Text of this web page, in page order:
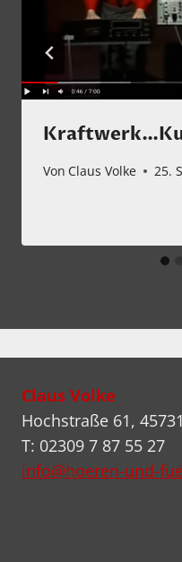
Von Claus Volke 25.
Claus Volke
Hochstraße 61,
T: 02309 7 87 55 27
info@hoeren-und-